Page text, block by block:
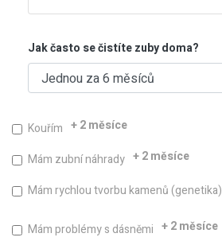
Jak často se čistíte zuby doma?
Kouřím + 2 měsíce
Mám zubní náhrady + 2 měsíce
Mám rychlou tvorbu kamenů (genetika)
Mám problémy s dásněmi + 2 měsíce